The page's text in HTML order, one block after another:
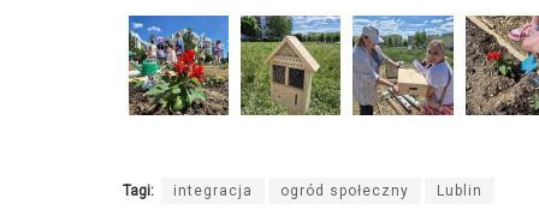
Tagi: integracja ogród społeczny Lublin